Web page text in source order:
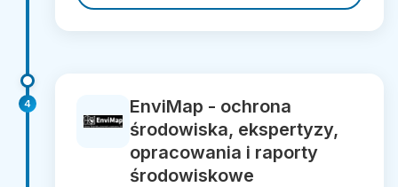
4
EnviMap - ochrona
środowiska, ekspertyzy,
opracowania i raporty
środowiskowe